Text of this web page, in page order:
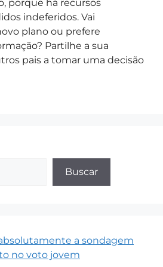
porque há recursos
indeferidos. Vai
plano ou prefere
Partilhe a sua
pais a tomar uma decisão
Buscar
a sondagem
no voto jovem